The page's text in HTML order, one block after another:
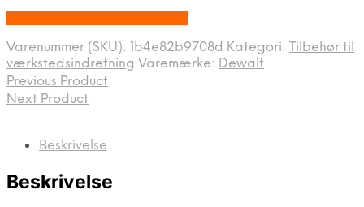
Varenummer (SKU): 1b4e82b9708d Kategori: Tilbehør til
værkstedsindretning Varemærke: Dewalt
Previous Product
Next Product
Beskrivelse
Beskrivelse